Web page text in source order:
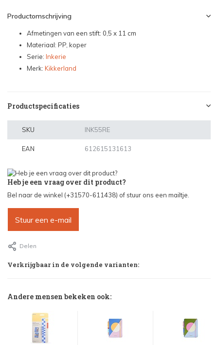
Productomschrijving
Afmetingen van een stift: 0,5 x 11 cm
Materiaal: PP, koper
Serie: Inkerie
Merk: Kikkerland
Productspecificaties
SKU INK55RE
EAN 612615131613
Heb je een vraag over dit product?
Bel naar de winkel (+31570-611438) of stuur ons een mailtje.
Stuur een e-mail
Delen
Verkrijgbaar in de volgende varianten:
Andere mensen bekeken ook: